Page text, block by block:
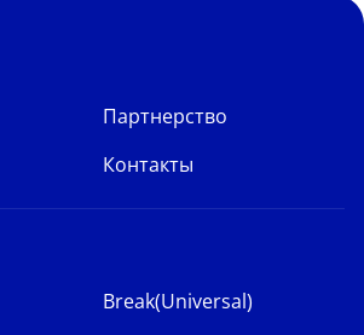
Партнерство
Контакты
Break(Universal)